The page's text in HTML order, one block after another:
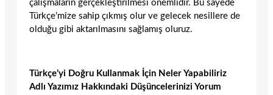
çalışmaların gerçekleştirilmesi önemlidir. Bu sayede
Türkçe’mize sahip çıkmış olur ve gelecek nesillere de
olduğu gibi aktarılmasını sağlamış oluruz.
Türkçe’yi Doğru Kullanmak İçin Neler Yapabiliriz
Adlı Yazımız Hakkındaki Düşüncelerinizi Yorum